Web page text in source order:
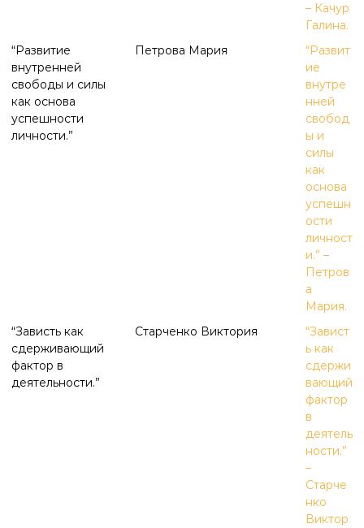
– Качур
Галина.
“Развитие
внутренней
свободы и силы
как основа
успешности
личности.”
Петрова Мария
“Развит
ие
внутре
нней
свобод
ы и
силы
как
основа
успешн
ости
личност
и.” –
Петров
а
Мария.
“Зависть как
сдерживающий
фактор в
деятельности.”
Старченко Виктория
“Завист
ь как
сдержи
вающий
фактор
в
деятель
ности.”
–
Старче
нко
Виктор